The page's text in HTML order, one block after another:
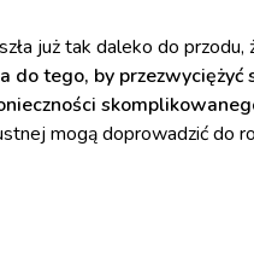
już tak daleko do
do tego, by
mogą doprowadzić do